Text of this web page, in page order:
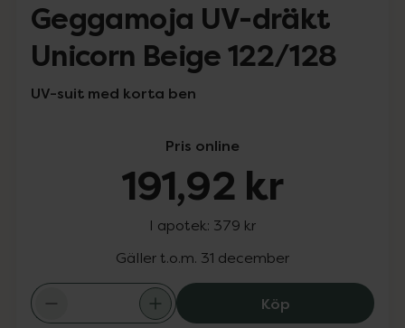
Geggamoja UV-dräkt
Unicorn Beige 122/128
UV-suit med korta ben
Pris online
191,92 kr
I apotek: 379 kr
Gäller t.o.m. 31 december
KöpGeggamoja